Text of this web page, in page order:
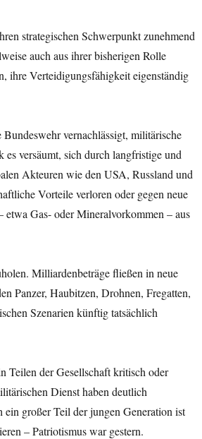
strategischen Schwerpunkt zunehmend
auch aus ihrer bisherigen Rolle
ihre Verteidigungsfähigkeit eigenständig
vernachlässigt, militärische
versäumt, sich durch langfristige und
Akteuren wie den USA, Russland und
Vorteile verloren oder gegen neue
etwa Gas- oder Mineralvorkommen – aus
Milliardenbeträge fließen in neue
Panzer, Haubitzen, Drohnen, Fregatten,
Szenarien künftig tatsächlich
Teilen der Gesellschaft kritisch oder
Dienst haben deutlich
großer Teil der jungen Generation ist
– Patriotismus war gestern.